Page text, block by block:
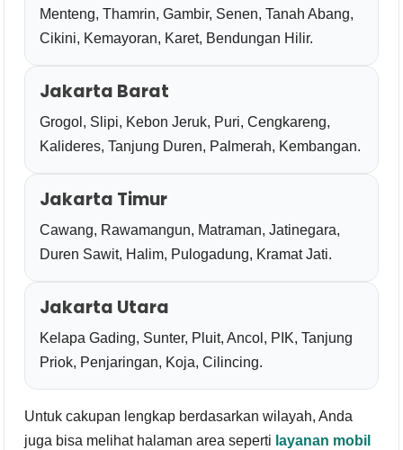
Menteng, Thamrin, Gambir, Senen, Tanah Abang,
Cikini, Kemayoran, Karet, Bendungan Hilir.
Jakarta Barat
Grogol, Slipi, Kebon Jeruk, Puri, Cengkareng,
Kalideres, Tanjung Duren, Palmerah, Kembangan.
Jakarta Timur
Cawang, Rawamangun, Matraman, Jatinegara,
Duren Sawit, Halim, Pulogadung, Kramat Jati.
Jakarta Utara
Kelapa Gading, Sunter, Pluit, Ancol, PIK, Tanjung
Priok, Penjaringan, Koja, Cilincing.
Untuk cakupan lengkap berdasarkan wilayah, Anda
juga bisa melihat halaman area seperti layanan mobil